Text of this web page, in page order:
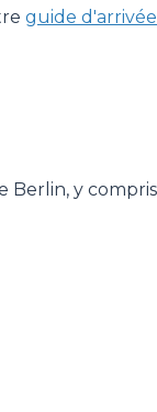
guide
Berlin, y